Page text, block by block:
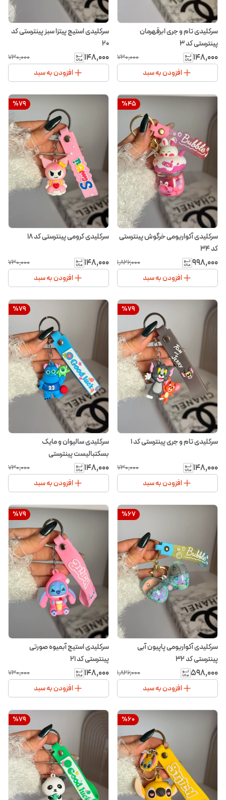
سرکلیدی تام و جری ابرقهرمان
پینترستی کد ۳
۱۴۸٬۰۰۰ ۷۳۰٬۰۰۰
افزودن به سبد
سرکلیدی استیج پیتزا سبز پینترستی کد
۲۰
۱۴۸٬۰۰۰ ۷۳۰٬۰۰۰
افزودن به سبد
%45
سرکلیدی آکواریومی خرگوش پینترستی
کد ۳۴
۹۹۸٬۰۰۰ ۱٬۸۲۶٬۰۰۰
افزودن به سبد
%79
سرکلیدی کرومی پینترستی کد ۱۸
۱۴۸٬۰۰۰ ۷۳۰٬۰۰۰
افزودن به سبد
%79
سرکلیدی تام و جری پینترستی کد ۱
۱۴۸٬۰۰۰ ۷۳۰٬۰۰۰
افزودن به سبد
%79
سرکلیدی سالیوان و مایک
بسکتبالیست پینترستی
۱۴۸٬۰۰۰ ۷۳۰٬۰۰۰
افزودن به سبد
%67
سرکلیدی آکواریومی پاپیون آبی
پینترستی کد ۳۲
۵۹۸٬۰۰۰ ۱٬۸۲۶٬۰۰۰
افزودن به سبد
%79
سرکلیدی استیج آبمیوه صورتی
پینترستی کد ۲۱
۱۴۸٬۰۰۰ ۷۳۰٬۰۰۰
افزودن به سبد
%60
%79